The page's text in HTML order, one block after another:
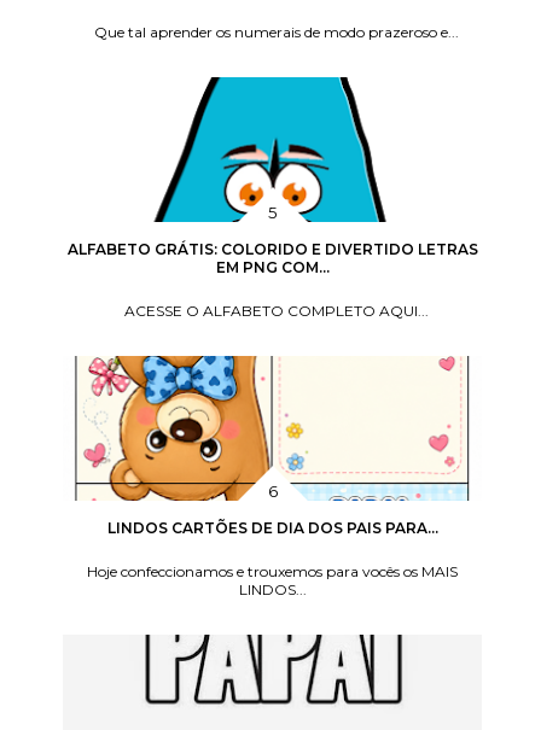
Que tal aprender os numerais de modo prazeroso e...
ALFABETO GRÁTIS: COLORIDO E DIVERTIDO LETRAS
EM PNG COM...
ACESSE O ALFABETO COMPLETO AQUI...
LINDOS CARTÕES DE DIA DOS PAIS PARA...
Hoje confeccionamos e trouxemos para vocês os MAIS
LINDOS...